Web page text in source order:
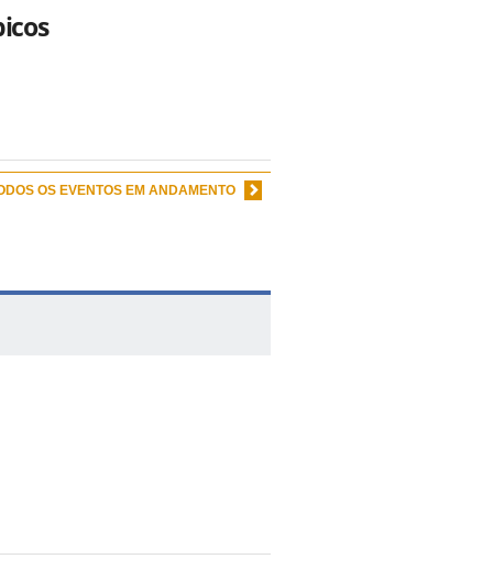
OS EVENTOS EM ANDAMENTO